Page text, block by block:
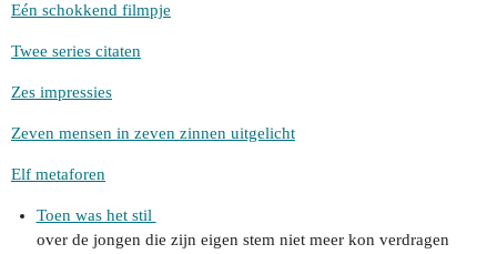
Eén schokkend filmpje
Twee series citaten
Zes impressies
Zeven mensen in zeven zinnen uitgelicht
Elf metaforen
Toen was het stil
over de jongen die zijn eigen stem niet meer kon verdragen